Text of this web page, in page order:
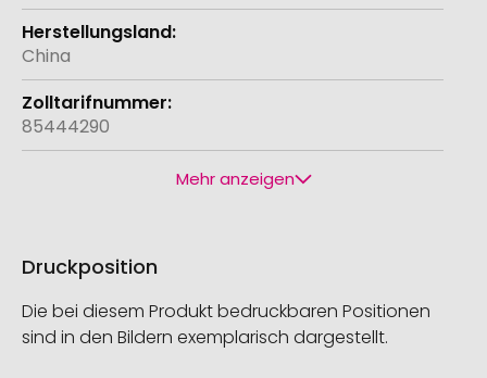
China
85444290
Mehr anzeigen
Druckposition
Die bei diesem Produkt bedruckbaren Positionen
sind in den Bildern exemplarisch dargestellt.